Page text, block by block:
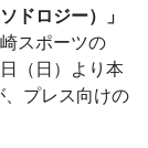
ドロジー）」
スポーツの
（日）より本
プレス向けの